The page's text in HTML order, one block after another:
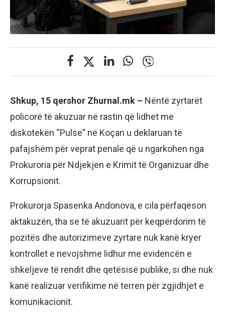
Shkup, 15 qershor Zhurnal.mk – Nëntë zyrtarët
policorë të akuzuar në rastin që lidhet me
diskotekën “Pulse” në Koçan u deklaruan të
pafajshëm për veprat penale që u ngarkohen nga
Prokuroria për Ndjekjen e Krimit të Organizuar dhe
Korrupsionit.
Prokurorja Spasenka Andonova, e cila përfaqëson
aktakuzën, tha se të akuzuarit për keqpërdorim të
pozitës dhe autorizimeve zyrtare nuk kanë kryer
kontrollet e nevojshme lidhur me evidencën e
shkeljeve të rendit dhe qetësisë publike, si dhe nuk
kanë realizuar verifikime në terren për zgjidhjet e
komunikacionit.